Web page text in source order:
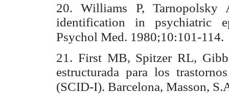
20. Williams P,
identification in psychiatric
Psychol Med. 1980;10:101-114.
21. First MB, Spitzer RL,
estructurada para los
(SCID-I). Barcelona, Masson,